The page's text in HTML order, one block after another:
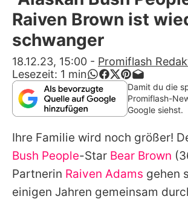
Alle Themen auf
App runterladen
Team
Redaktionelle
Impressum
Raiven Brown ist
schwanger
18.12.23, 15:00 - Promiflash
Lesezeit: 1 min
Damit du die
Promiflash-
Google siehst.
Ihre Familie wird noch größer!
Bush People-Star Bear Brown
Partnerin Raiven Adams gehen
einigen Jahren gemeinsam